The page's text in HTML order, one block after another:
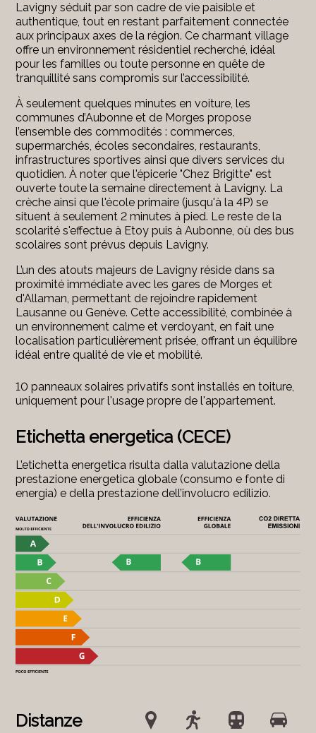
Lavigny séduit par son cadre de vie paisible et
authentique, tout en restant parfaitement connectée
aux principaux axes de la région. Ce charmant village
offre un environnement résidentiel recherché, idéal
pour les familles ou toute personne en quête de
tranquillité sans compromis sur l’accessibilité.
À seulement quelques minutes en voiture, les
communes d’Aubonne et de Morges propose
l’ensemble des commodités : commerces,
supermarchés, écoles secondaires, restaurants,
infrastructures sportives ainsi que divers services du
quotidien. À noter que l'épicerie "Chez Brigitte" est
ouverte toute la semaine directement à Lavigny. La
crèche ainsi que l'école primaire (jusqu'à la 4P) se
situent à seulement 2 minutes à pied. Le reste de la
scolarité s'effectue à Etoy puis à Aubonne, où des bus
scolaires sont prévus depuis Lavigny.
L’un des atouts majeurs de Lavigny réside dans sa
proximité immédiate avec les gares de Morges et
d'Allaman, permettant de rejoindre rapidement
Lausanne ou Genève. Cette accessibilité, combinée à
un environnement calme et verdoyant, en fait une
localisation particulièrement prisée, offrant un équilibre
idéal entre qualité de vie et mobilité.
10 panneaux solaires privatifs sont installés en toiture,
uniquement pour l'usage propre de l'appartement.
Etichetta energetica (CECE)
L’etichetta energetica risulta dalla valutazione della
prestazione energetica globale (consumo e fonte di
energia) e della prestazione dell’involucro edilizio.
Distanze